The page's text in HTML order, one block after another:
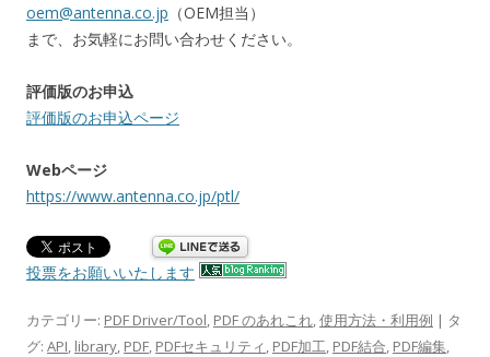
oem@antenna.co.jp （OEM担当）
まで、お気軽にお問い合わせください。
評価版のお申込
評価版のお申込ページ
Webページ
https://www.antenna.co.jp/ptl/
投票をお願いいたします
カテゴリー: PDF Driver/Tool, PDF のあれこれ,使用方法・利用例 | タ
グ: API, library, PDF, PDFセキュリティ, PDF加工, PDF結合, PDF編集,